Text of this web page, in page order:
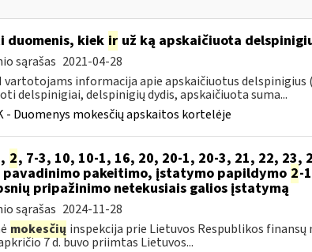
duomenis, kiek iruž ką apskaičiuota
sąrašas 2021-04-28
vartotojams informacija apie apskaičiuotus
delspinigiai, delspinigių dydis, apskaičiuota suma...
- Duomenys mokesčių apskaitos kortelėje
2, 7-3, 10, 10-1, 16, 20, 20-1, 20-3, 21, 22, 23,
pavadinimo pakeitimo, įstatymo papildymo 2-
pripažinimo netekusiais galios įstatymą
sąrašas 2024-11-28
mokesčių inspekcija prie Lietuvos Respublikos
7 d. buvo priimtas Lietuvos...